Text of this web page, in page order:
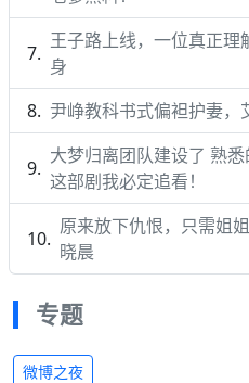
王子路上线，一位真正理
身
尹峥教科书式偏袒护妻，
大梦归离团队建设了 熟悉
这部剧我必定追看！
原来放下仇恨，只需姐
晓晨
专题
微博之夜